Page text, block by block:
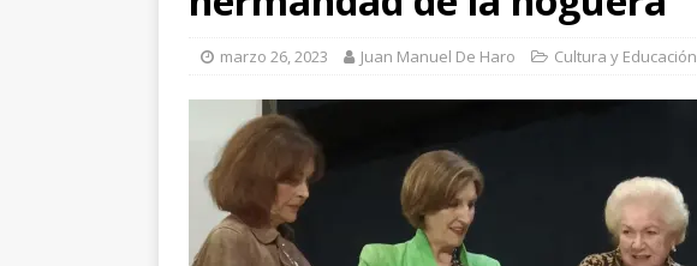
marzo 26, 2023 Juan Manuel De Haro Cultura y Educación